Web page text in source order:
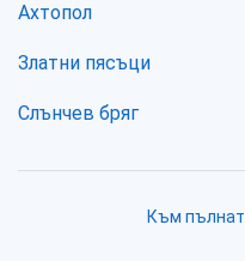
Ахтопол
Златни пясъци
Слънчев бряг
Към